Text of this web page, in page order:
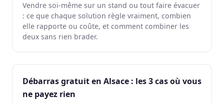
Vendre soi-même sur un stand ou tout faire évacuer
: ce que chaque solution règle vraiment, combien
elle rapporte ou coûte, et comment combiner les
deux sans rien brader.
Débarras gratuit en Alsace : les 3 cas où vous
ne payez rien